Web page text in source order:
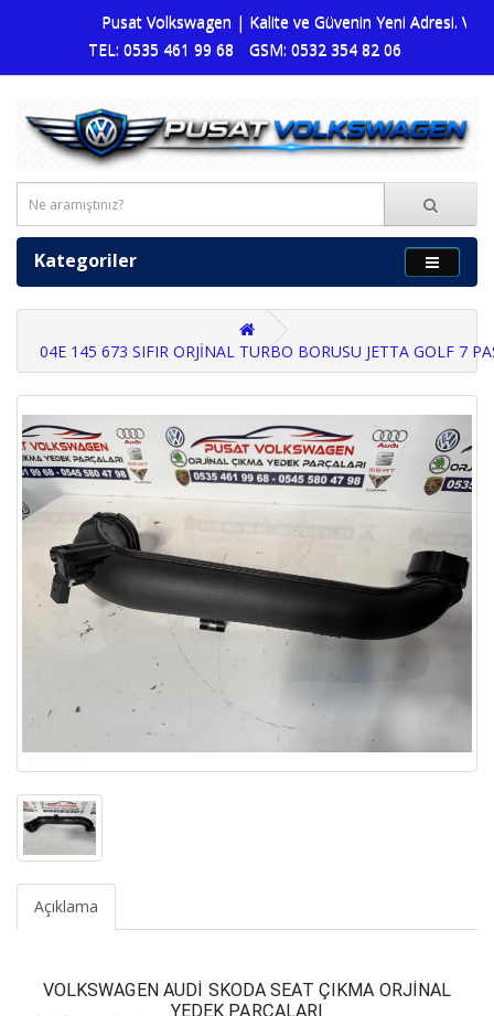
Pusat Volkswagen | Kalite ve Güvenin Yeni Adresi.
TEL: 0535 461 99 68
GSM: 0532 354 82 06
Kategoriler
04E 145 673 SIFIR ORJİNAL TURBO BORUSU JETTA GOLF 7
Açıklama
VOLKSWAGEN AUDİ SKODA SEAT ÇIKMA ORJİNAL
YEDEK PARÇALARI